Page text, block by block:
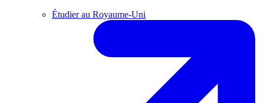
Étudier au Royaume-Uni